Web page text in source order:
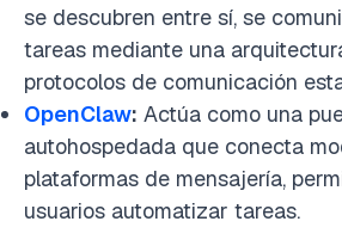
se descubren entre sí, se
tareas mediante una
protocolos de comunicación
OpenClaw: Actúa como una
autohospedada que conecta
plataformas de mensajería,
usuarios automatizar tareas.